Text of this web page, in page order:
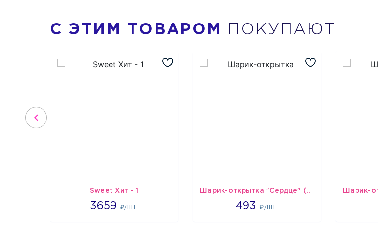
С ЭТИМ ТОВАРОМ ПОКУПАЮТ
Sweet Хит - 1
3659 ₽/ШТ.
3659 Шарик-открытка "Сердце" (45 см) - 2
493₽/ШТ.
493